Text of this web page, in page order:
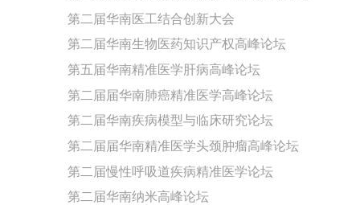
第二届华南医工结合创新大会
第二届华南生物医药知识产权高峰论坛
第五届华南精准医学肝病高峰论坛
第二届届华南肺癌精准医学高峰论坛
第二届华南疾病模型与临床研究论坛
第二届届华南精准医学头颈肿瘤高峰论坛
第二届慢性呼吸道疾病精准医学论坛
第二届华南纳米高峰论坛